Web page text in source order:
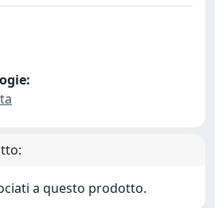
a questo prodotto.